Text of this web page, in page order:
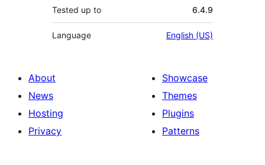
Tested up to 6.4.9
Language English (US)
About
News
Hosting
Privacy
Showcase
Themes
Plugins
Patterns